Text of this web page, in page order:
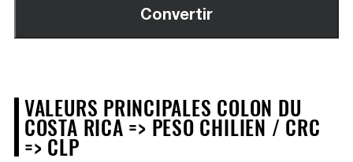
VALEURS PRINCIPALES COLON DU
COSTA RICA => PESO CHILIEN / CRC
=> CLP